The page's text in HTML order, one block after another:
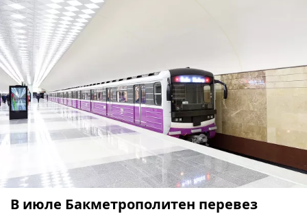
В июле Бакметрополитен перевез